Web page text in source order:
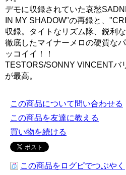
デモに収録されていた哀愁
IN MY SHADOW"の再録と、
収録。タイトなリズム隊、鋭利
徹底したマイナーメロの硬質な
ッコイイ！！
TESTORS/SONNY VINCENTバ
が最高。
この商品について問い合わせる
この商品を友達に教える
買い物を続ける
この商品をログピでつぶやく